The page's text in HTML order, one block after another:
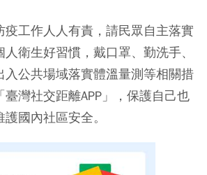
疫工作人人有責，請民眾自主落實
衛生好習慣，戴口罩、勤洗手、
入公共場域落實體溫量測等相關措
灣社交距離APP」，保護自己也
國內社區安全。